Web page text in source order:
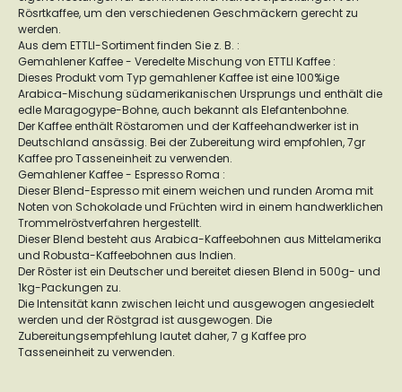
Rösrtkaffee, um den verschiedenen Geschmäckern gerecht zu
werden.
Aus dem ETTLI-Sortiment finden Sie z. B. :
Gemahlener Kaffee - Veredelte Mischung von ETTLI Kaffee :
Dieses Produkt vom Typ gemahlener Kaffee ist eine 100%ige
Arabica-Mischung südamerikanischen Ursprungs und enthält die
edle Maragogype-Bohne, auch bekannt als Elefantenbohne.
Der Kaffee enthält Röstaromen und der Kaffeehandwerker ist in
Deutschland ansässig. Bei der Zubereitung wird empfohlen, 7gr
Kaffee pro Tasseneinheit zu verwenden.
Gemahlener Kaffee - Espresso Roma :
Dieser Blend-Espresso mit einem weichen und runden Aroma mit
Noten von Schokolade und Früchten wird in einem handwerklichen
Trommelröstverfahren hergestellt.
Dieser Blend besteht aus Arabica-Kaffeebohnen aus Mittelamerika
und Robusta-Kaffeebohnen aus Indien.
Der Röster ist ein Deutscher und bereitet diesen Blend in 500g- und
1kg-Packungen zu.
Die Intensität kann zwischen leicht und ausgewogen angesiedelt
werden und der Röstgrad ist ausgewogen. Die
Zubereitungsempfehlung lautet daher, 7 g Kaffee pro
Tasseneinheit zu verwenden.